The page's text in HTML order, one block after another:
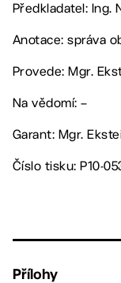
Předkladatel: Ing.
Anotace: správa
Provede: Mgr.
Na vědomí: –
Garant: Mgr.
Číslo tisku: P10-
Přílohy